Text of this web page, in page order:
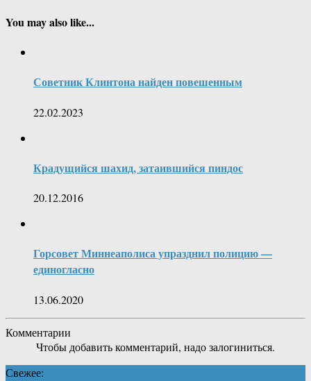
You may also like...
Советник Клинтона найден повешенным
22.02.2023
Крадущийся шахид, затаившийся пиндос
20.12.2016
Горсовет Миннеаполиса упразднил полицию —
единогласно
13.06.2020
Комментарии
Чтобы добавить комментарий, надо залогиниться.
Свежее: